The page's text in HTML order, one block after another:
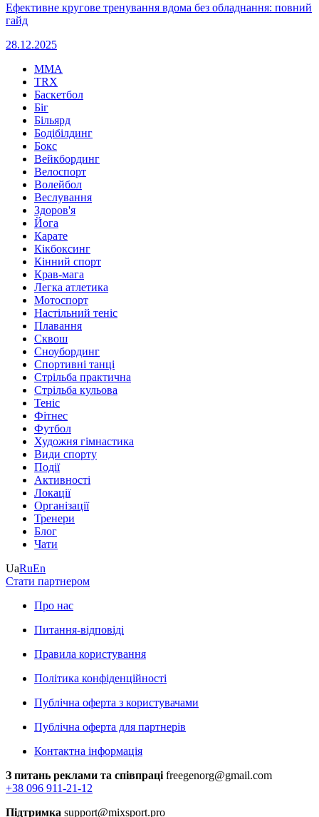
Ефективне кругове тренування вдома без обладнання: повний
гайд
28.12.2025
MMA
TRX
Баскетбол
Біг
Більярд
Бодібілдинг
Бокс
Вейкбординг
Велоспорт
Волейбол
Веслування
Здоров'я
Йога
Карате
Кікбоксинг
Кінний спорт
Крав-мага
Легка атлетика
Мотоспорт
Настільний теніс
Плавання
Сквош
Сноубординг
Спортивні танці
Стрільба практична
Стрільба кульова
Теніс
Фітнес
Футбол
Художня гімнастика
Види спорту
Події
Активності
Локації
Організації
Тренери
Блог
Чати
UaRuEn
Стати партнером
Про нас
Питання-відповіді
Правила користування
Політика конфіденційності
Публічна оферта з користувачами
Публічна оферта для партнерів
Контактна інформація
З питань реклами та співпраці freegenorg@gmail.com
+38 096 911-21-12
Підтримка support@mixsport.pro